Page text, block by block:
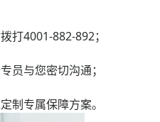
打4001-882-892；
员与您密切沟通；
制专属保障方案。